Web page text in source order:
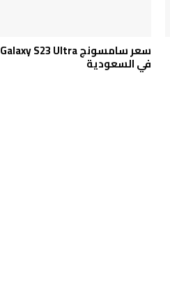
سعر سامسونج Galaxy S23 Ultra
في السعودية